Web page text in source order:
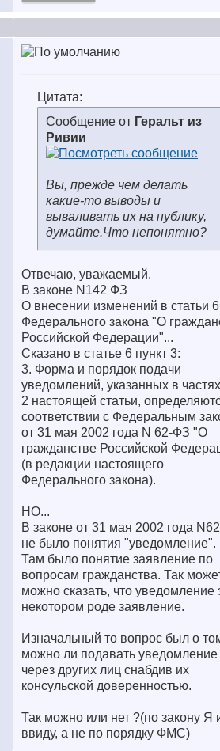
Цитата:
Сообщение от Геральт из
Ривии
Вы, прежде чем делать
какие-то выводы и
вываливать их на публику,
думайте.Что непонятно?
Отвечаю, уважаемый.
В законе N142 ФЗ
О внесении изменений в статьи
Федерального закона "О
Российской Федерации"...
Сказано в статье 6 пункт 3:
3. Форма и порядок подачи
уведомлений, указанных в
2 настоящей статьи,
соответствии с Федеральным
от 31 мая 2002 года N 62-ФЗ "О
гражданстве Российской
(в редакции настоящего
Федерального закона).
НО...
В законе от 31 мая 2002 года
не было понятия "уведомление".
Там было понятие заявление по
вопросам гражданства. Так
можно сказать, что уведомление
некотором роде заявление.
Изначальный то вопрос был о
можно ли подавать уведомление
через других лиц снабдив их
консульской доверенностью.
Так можно или нет ?(по закону Я
ввиду, а не по порядку ФМС)